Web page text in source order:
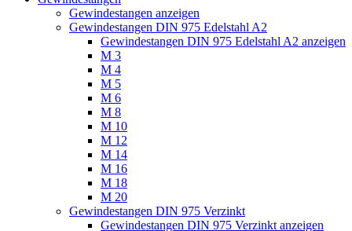
Gewindestangen anzeigen
Gewindestangen DIN 975 Edelstahl A2
Gewindestangen DIN 975 Edelstahl A2 anzeigen
M 3
M 4
M 5
M 6
M 8
M 10
M 12
M 14
M 16
M 18
M 20
Gewindestangen DIN 975 Verzinkt
Gewindestangen DIN 975 Verzinkt anzeigen